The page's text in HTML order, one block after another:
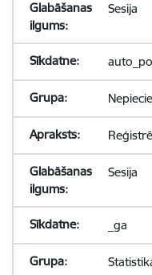
Sesija
Sesija
_ga